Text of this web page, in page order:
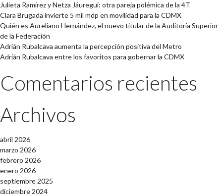
Julieta Ramírez y Netza Jáuregui: otra pareja polémica de la 4T
Clara Brugada invierte 5 mil mdp en movilidad para la CDMX
Quién es Aureliano Hernández, el nuevo titular de la Auditoría Superior
de la Federación
Adrián Rubalcava aumenta la percepción positiva del Metro
Adrián Rubalcava entre los favoritos para gobernar la CDMX
Comentarios recientes
Archivos
abril 2026
marzo 2026
febrero 2026
enero 2026
septiembre 2025
diciembre 2024